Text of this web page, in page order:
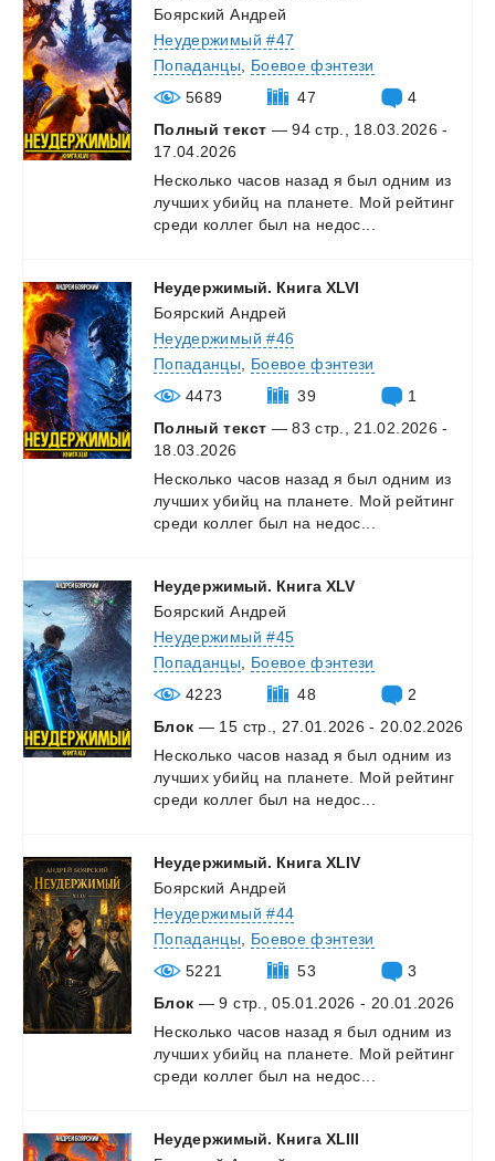
Боярский Андрей
Неудержимый #47
Попаданцы
Боевое фэнтези
5689
47
4
Полный текст — 94 стр., 18.03.2026 -
17.04.2026
Несколько часов назад я был одним из
лучших убийц на планете. Мой рейтинг
среди коллег был на недос...
Неудержимый. Книга XLVI
Боярский Андрей
Неудержимый #46
Попаданцы
Боевое фэнтези
4473
39
1
Полный текст — 83 стр., 21.02.2026 -
18.03.2026
Несколько часов назад я был одним из
лучших убийц на планете. Мой рейтинг
среди коллег был на недос...
Неудержимый. Книга XLV
Боярский Андрей
Неудержимый #45
Попаданцы
Боевое фэнтези
4223
48
2
Блок — 15 стр., 27.01.2026 - 20.02.2026
Несколько часов назад я был одним из
лучших убийц на планете. Мой рейтинг
среди коллег был на недос...
Неудержимый. Книга XLIV
Боярский Андрей
Неудержимый #44
Попаданцы
Боевое фэнтези
5221
53
3
Блок — 9 стр., 05.01.2026 - 20.01.2026
Несколько часов назад я был одним из
лучших убийц на планете. Мой рейтинг
среди коллег был на недос...
Неудержимый. Книга XLIII